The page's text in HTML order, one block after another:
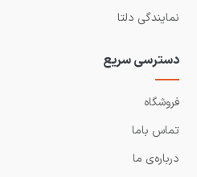
نمایندگی دلتا
دسترسی سریع
فروشگاه
تماس باما
درباره‌ی ما